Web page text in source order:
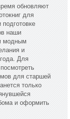
обновляют
для
наши
модным
и
Для
для старшей
только
и оформить